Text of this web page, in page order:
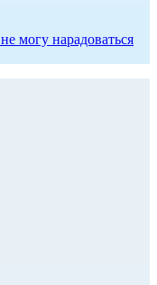
могу нарадоваться